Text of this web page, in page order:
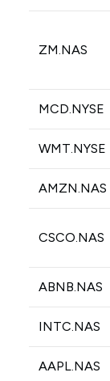
ZM.NAS
MCD.NYSE
WMT.NYSE
AMZN.NAS
CSCO.NAS
ABNB.NAS
INTC.NAS
AAPL.NAS